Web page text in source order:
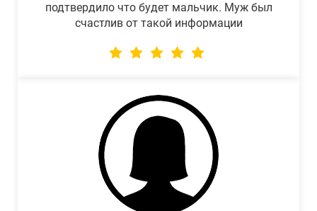
подтвердило что будет мальчик. Муж был
счастлив от такой информации